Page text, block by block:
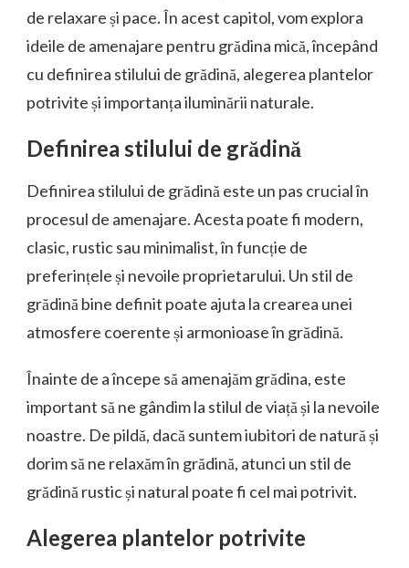
de relaxare și pace. În acest capitol, vom explora
ideile de amenajare pentru grădina mică, începând
cu definirea stilului de grădină, alegerea plantelor
potrivite și importanța iluminării naturale.
Definirea stilului de grădină
Definirea stilului de grădină este un pas crucial în
procesul de amenajare. Acesta poate fi modern,
clasic, rustic sau minimalist, în funcție de
preferințele și nevoile proprietarului. Un stil de
grădină bine definit poate ajuta la crearea unei
atmosfere coerente și armonioase în grădină.
Înainte de a începe să amenajăm grădina, este
important să ne gândim la stilul de viață și la nevoile
noastre. De pildă, dacă suntem iubitori de natură și
dorim să ne relaxăm în grădină, atunci un stil de
grădină rustic și natural poate fi cel mai potrivit.
Alegerea plantelor potrivite